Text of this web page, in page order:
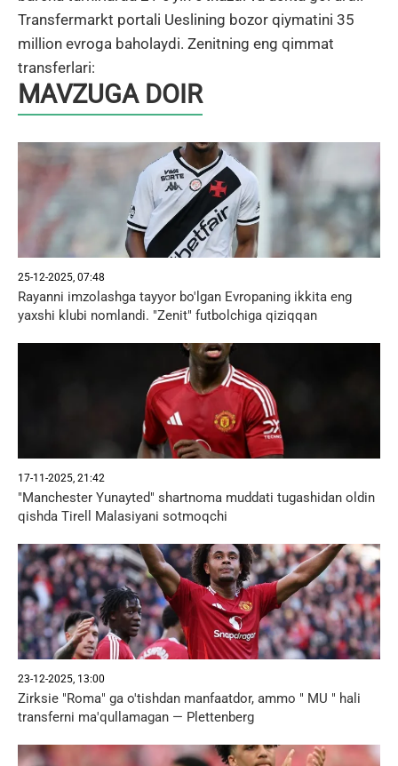
Transfermarkt portali Ueslining bozor qiymatini 35
million evroga baholaydi. Zenitning eng qimmat
transferlari:
MAVZUGA DOIR
25-12-2025, 07:48
Rayanni imzolashga tayyor bo'lgan Evropaning ikkita eng
yaxshi klubi nomlandi. "Zenit" futbolchiga qiziqqan
17-11-2025, 21:42
"Manchester Yunayted" shartnoma muddati tugashidan oldin
qishda Tirell Malasiyani sotmoqchi
23-12-2025, 13:00
Zirksie "Roma" ga o'tishdan manfaatdor, ammo " MU " hali
transferni ma'qullamagan — Plettenberg